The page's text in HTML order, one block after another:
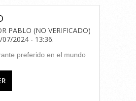
PABLO (NO VERIFICADO)
2024 - 13:36.
preferido en el mundo